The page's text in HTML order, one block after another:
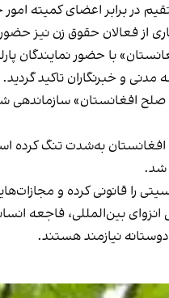
در برابر اعضای کمیته
از فعالان حقوق زن نیز
با حضور
و خبرنگاران تاکید گردید.
به‌شدت تنگ کرده
بین‌المللی، فاجعه